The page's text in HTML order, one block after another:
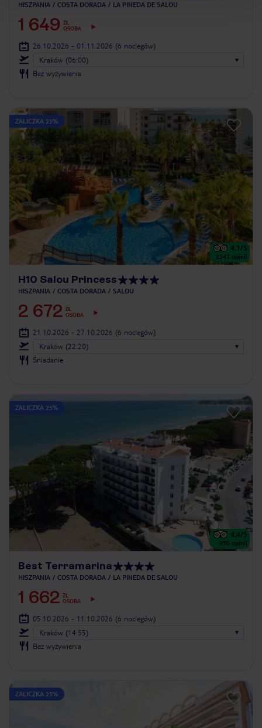
HISZPANIA COSTA DORADA LA PINEDA DE SALOU
1 649 ZŁ
OSOBA
26.10.2026 - 01.11.2026 (6 noclegów)
Kraków (06:00)
Bez wyżywienia
ZALICZKA 25%
4.1/5
2247 opinii
H10 Salou Princess
HISZPANIA COSTA DORADA SALOU
2 672 ZŁ
OSOBA
21.10.2026 - 27.10.2026 (6 noclegów)
Kraków (22:20)
Śniadanie
ZALICZKA 25%
4.4/5
950 opinii
Best Terramarina
HISZPANIA COSTA DORADA LA PINEDA DE SALOU
1 662 ZŁ
OSOBA
05.10.2026 - 11.10.2026 (6 noclegów)
Kraków (14:55)
Bez wyżywienia
ZALICZKA 25%